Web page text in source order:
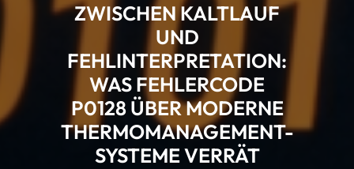
ZWISCHEN KALTLAUF
UND
FEHLINTERPRETATION:
WAS FEHLERCODE
P0128 ÜBER MODERNE
THERMOMANAGEMENT-
SYSTEME VERRÄT